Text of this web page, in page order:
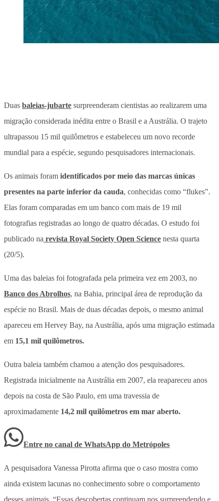
Duas baleias-jubarte surpreenderam cientistas ao realizarem uma
migração considerada inédita entre o Brasil e a Austrália. O trajeto
ultrapassou 15 mil quilômetros e estabeleceu um novo recorde
mundial para a espécie, segundo pesquisadores internacionais.
Os animais foram identificados por meio das marcas únicas
presentes na parte inferior da cauda, conhecidas como “flukes”.
Elas foram comparadas em um banco com mais de 19 mil
fotografias registradas ao longo de quatro décadas. O estudo foi
publicado na revista Royal Society Open Science nesta quarta
(20/5).
Uma das baleias foi fotografada pela primeira vez em 2003, no
Banco dos Abrolhos, na Bahia, principal área de reprodução da
espécie no Brasil. Mais de duas décadas depois, o mesmo animal
apareceu em Hervey Bay, na Austrália, após uma migração estimada
em 15,1 mil quilômetros.
Outra baleia também chamou a atenção dos pesquisadores.
Registrada inicialmente na Austrália em 2007, ela reapareceu anos
depois na costa de São Paulo, em uma travessia de
aproximadamente 14,2 mil quilômetros em mar aberto.
Entre no canal de WhatsApp do Metrópoles
A pesquisadora Vanessa Pirotta afirma que o caso mostra como
ainda existem lacunas no conhecimento sobre o comportamento
desses animais. “Essas descobertas continuam nos surpreendendo e